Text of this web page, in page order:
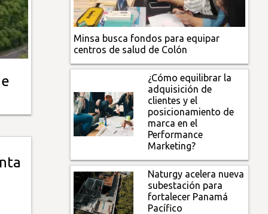
Minsa busca fondos para equipar
centros de salud de Colón
¿Cómo equilibrar la
adquisición de
clientes y el
posicionamiento de
marca en el
Performance
Marketing?
Naturgy acelera nueva
subestación para
fortalecer Panamá
Pacífico